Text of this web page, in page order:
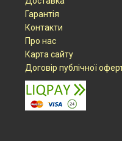
Гарантія
Контакти
Про нас
Карта сайту
Договір публічної